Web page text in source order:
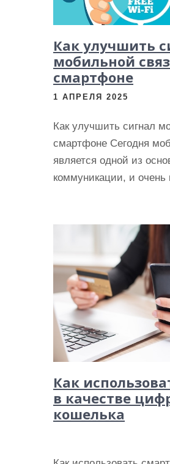
Как улучшить
мобильной
смартфоне
1 АПРЕЛЯ 2025
Как улучшить сигнал
смартфоне Сегодня
является одной из
коммуникации, и
Как
в качестве
кошелька